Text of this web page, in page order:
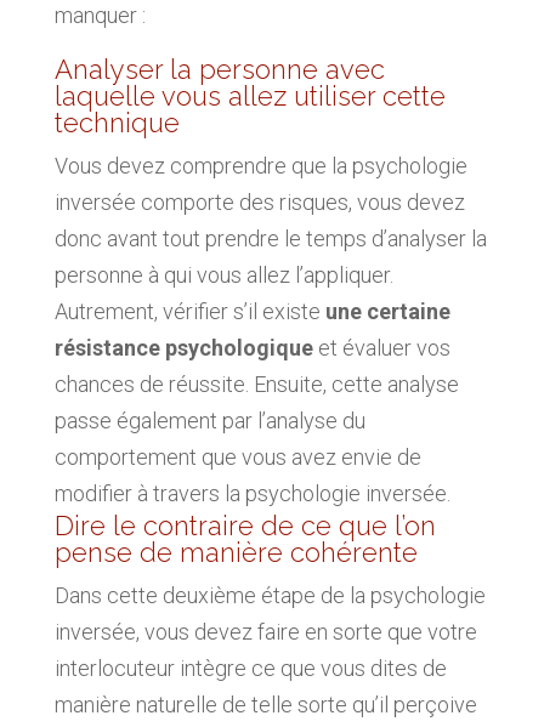
manquer :
Analyser la personne avec
laquelle vous allez utiliser cette
technique
Vous devez comprendre que la psychologie
inversée comporte des risques, vous devez
donc avant tout prendre le temps d’analyser la
personne à qui vous allez l’appliquer.
Autrement, vérifier s’il existe une certaine
résistance psychologiqueet évaluer vos
chances de réussite. Ensuite, cette analyse
passe également par l’analyse du
comportement que vous avez envie de
modifier à travers la psychologie inversée.
Dire le contraire de ce que l’on
pense de manière cohérente
Dans cette deuxième étape de la psychologie
inversée, vous devez faire en sorte que votre
interlocuteur intègre ce que vous dites de
manière naturelle de telle sorte qu’il perçoive